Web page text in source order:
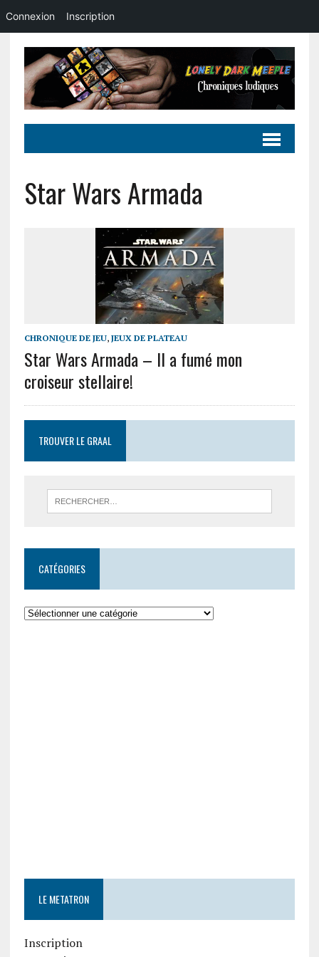
Star Wars Armada
CHRONIQUE DE JEU, JEUX DE PLATEAU
Star Wars Armada – Il a fumé mon
croiseur stellaire!
TROUVER LE GRAAL
CATÉGORIES
LE METATRON
Inscription
Connexion Inscription